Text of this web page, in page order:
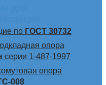
по ГОСТ 30732
опора
серии 1-487-1997
опора
008